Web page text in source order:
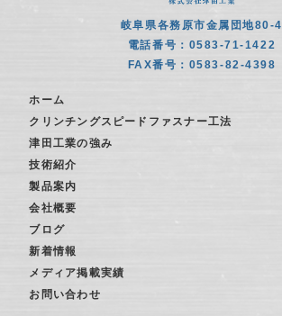
岐阜県各務原市金属団地80-4
電話番号：0583-71-1422
FAX番号：0583-82-4398
ホーム
クリンチングスピードファスナー工法
津田工業の強み
技術紹介
製品案内
会社概要
ブログ
新着情報
メディア掲載実績
お問い合わせ